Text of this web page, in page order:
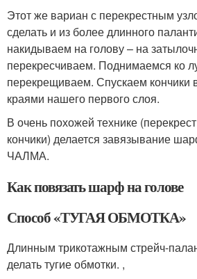
Этот же вариан с перекрестным
сделать и из более длинного
накидываем на голову – на
перекресчиваем. Поднимаемся ко
перекрещиваем. Спускаем кончики
краями нашего первого слоя.
В очень похожей технике
кончики) делается завязывание
ЧАЛМА.
Как повязать шарф на голове
Способ «ТУГАЯ ОБМОТКА»
Длинным трикотажным стрейч-
делать тугие обмотки. ,